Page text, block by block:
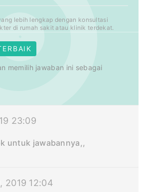
lebih lengkap dengan konsultasi
di rumah sakit atau klinik terdekat.
memilih jawaban ini sebagai
23:09
untuk jawabannya,,
2019 12:04